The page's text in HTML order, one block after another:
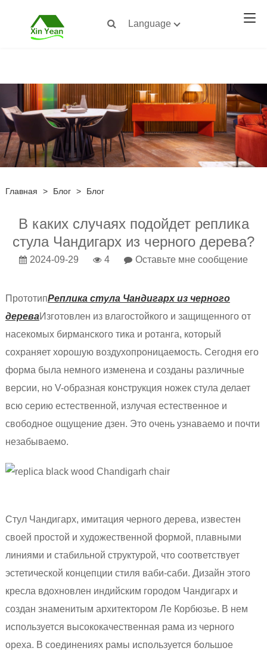
Language
Главная > Блог > Блог
В каких случаях подойдет реплика
стула Чандигарх из черного дерева?
2024-09-29 4 Оставьте мне сообщение
ПрототипРеплика стула Чандигарх из черного
дереваИзготовлен из влагостойкого и защищенного от
насекомых бирманского тика и ротанга, который
сохраняет хорошую воздухопроницаемость. Сегодня его
форма была немного изменена и созданы различные
версии, но V-образная конструкция ножек стула делает
всю серию естественной, излучая естественное и
свободное ощущение дзен. Это очень узнаваемо и почти
незабываемо.
Стул Чандигарх, имитация черного дерева, известен
своей простой и художественной формой, плавными
линиями и стабильной структурой, что соответствует
эстетической концепции стиля ваби-саби. Дизайн этого
кресла вдохновлен индийским городом Чандигарх и
создан знаменитым архитектором Ле Корбюзье. В нем
используется высококачественная рама из черного
ореха. В соединениях рамы используется большое